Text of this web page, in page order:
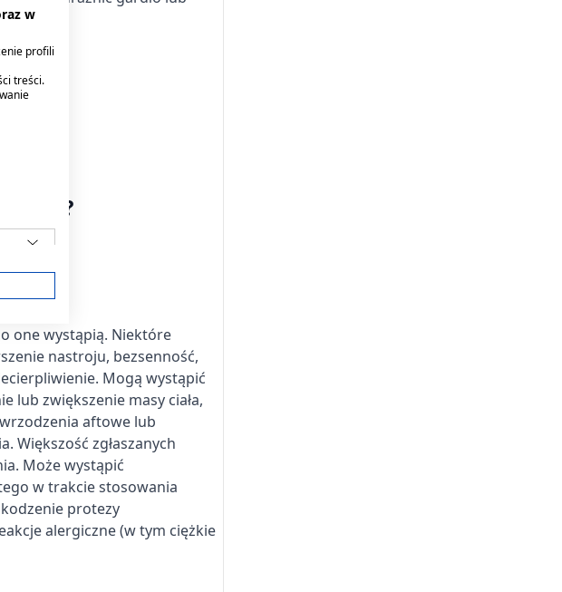
one wystąpią. Niektóre
nastroju, bezsenność,
Mogą wystąpić
lub zwiększenie masy ciała,
aftowe lub
Większość zgłaszanych
Może wystąpić
w trakcie stosowania
protezy
alergiczne (w tym ciężkie
w
profili
treści.